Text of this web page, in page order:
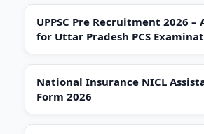
UPPSC Pre Recruitment 2026
for Uttar Pradesh PCS
National Insurance NICL
Form 2026